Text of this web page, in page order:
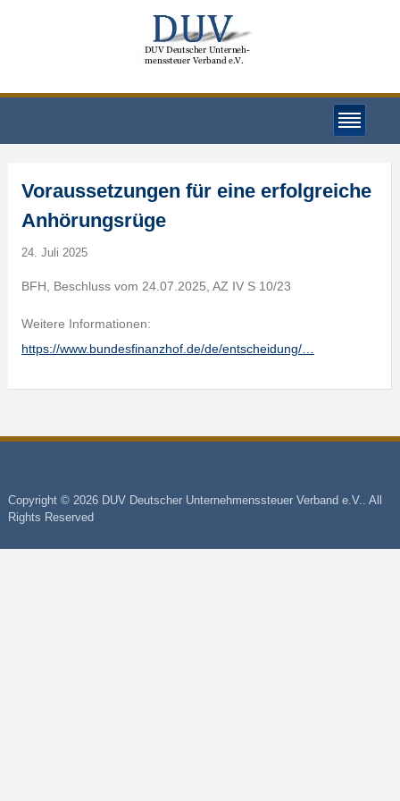
Voraussetzungen für eine erfolgreiche
Anhörungsrüge
24. Juli 2025
BFH, Beschluss vom 24.07.2025, AZ IV S 10/23
Weitere Informationen:
https://www.bundesfinanzhof.de/de/entscheidung/…
Copyright © 2026 DUV Deutscher Unternehmenssteuer Verband e.V.. All
Rights Reserved